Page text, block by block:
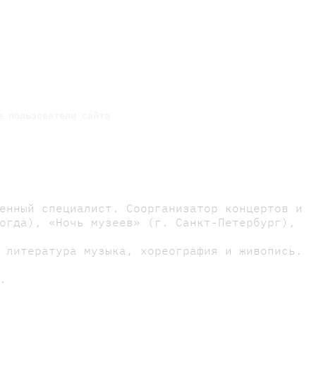
специалист. Соорганизатор концертов и
«Ночь музеев» (г. Санкт-Петербург),
музыка, хореография и живопись.